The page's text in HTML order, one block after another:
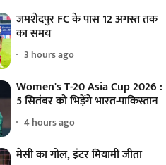
जमशेदपुर FC के पास 12 अगस्त तक
का समय
3 hours ago
Women's T-20 Asia Cup 2026 :
5 सितंबर को भिड़ेंगे भारत-पाकिस्तान
4 hours ago
मेसी का गोल, इंटर मियामी जीता